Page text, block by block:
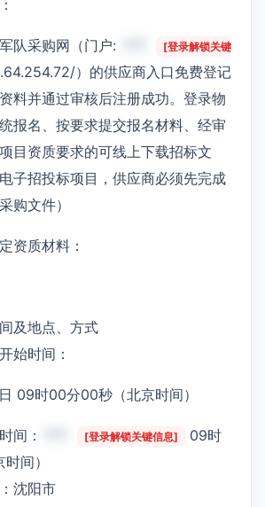
队采购网（门户:
[登录解锁关键
）的供应商入口免费登记
料并通过审核后注册成功。登录物
报名、按要求提交报名材料、经审
目资质要求的可线上下载招标文
子招投标项目，供应商必须先完成
购文件）
资质材料：
及地点、方式
始时间：
09时00分00秒（北京时间）
间： [登录解锁关键信息]
09时
间）
沈阳市